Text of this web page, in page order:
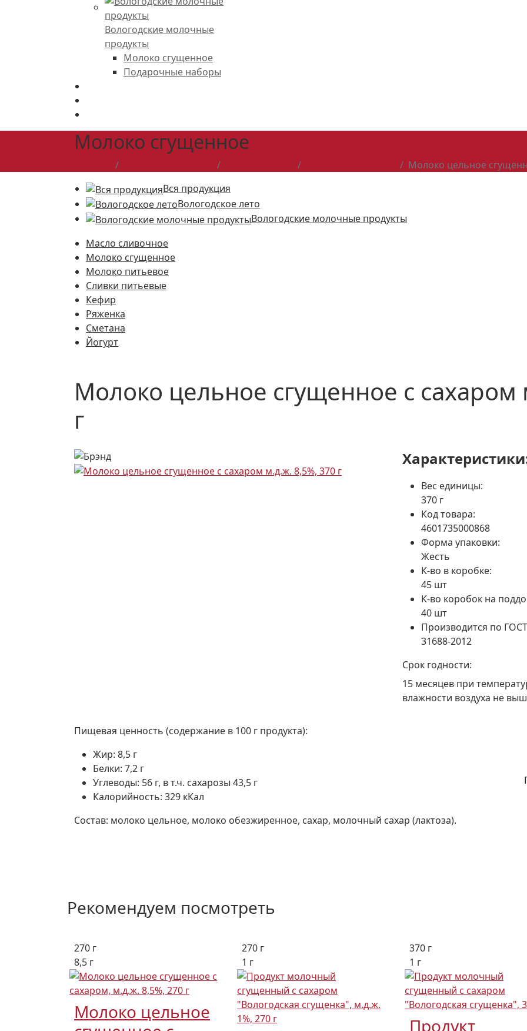
Вологодские молочные
продукты
Молоко сгущенное
Подарочные наборы
Молоко сгущенное
Молоко цельное
Вся продукция
Вологодское лето
Вологодские молочные продукты
Масло сливочное
Молоко сгущенное
Молоко питьевое
Сливки питьевые
Кефир
Ряженка
Сметана
Йогурт
Молоко цельное сгущенное с сахаром
г
Вес единицы:
370 г
Код товара:
4601735000868
Форма упаковки:
Жесть
К-во в коробке:
45 шт
К-во коробок на
40 шт
Производится по
31688-2012
Срок годности:
15 месяцев при
влажности воздуха не
Пищевая ценность (содержание в 100 г продукта):
Жир: 8,5 г
Белки: 7,2 г
Углеводы: 56 г, в т.ч. сахарозы 43,5 г
Калорийность: 329 кКал
Состав: молоко цельное, молоко обезжиренное, сахар, молочный сахар (лактоза).
Рекомендуем посмотреть
270 г
8,5 г
Молоко цельное
270 г
1 г
370 г
1 г
Продукт